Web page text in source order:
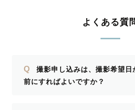
よくある質
Q
撮影申し込みは、撮影希望日
前にすればよいですか？